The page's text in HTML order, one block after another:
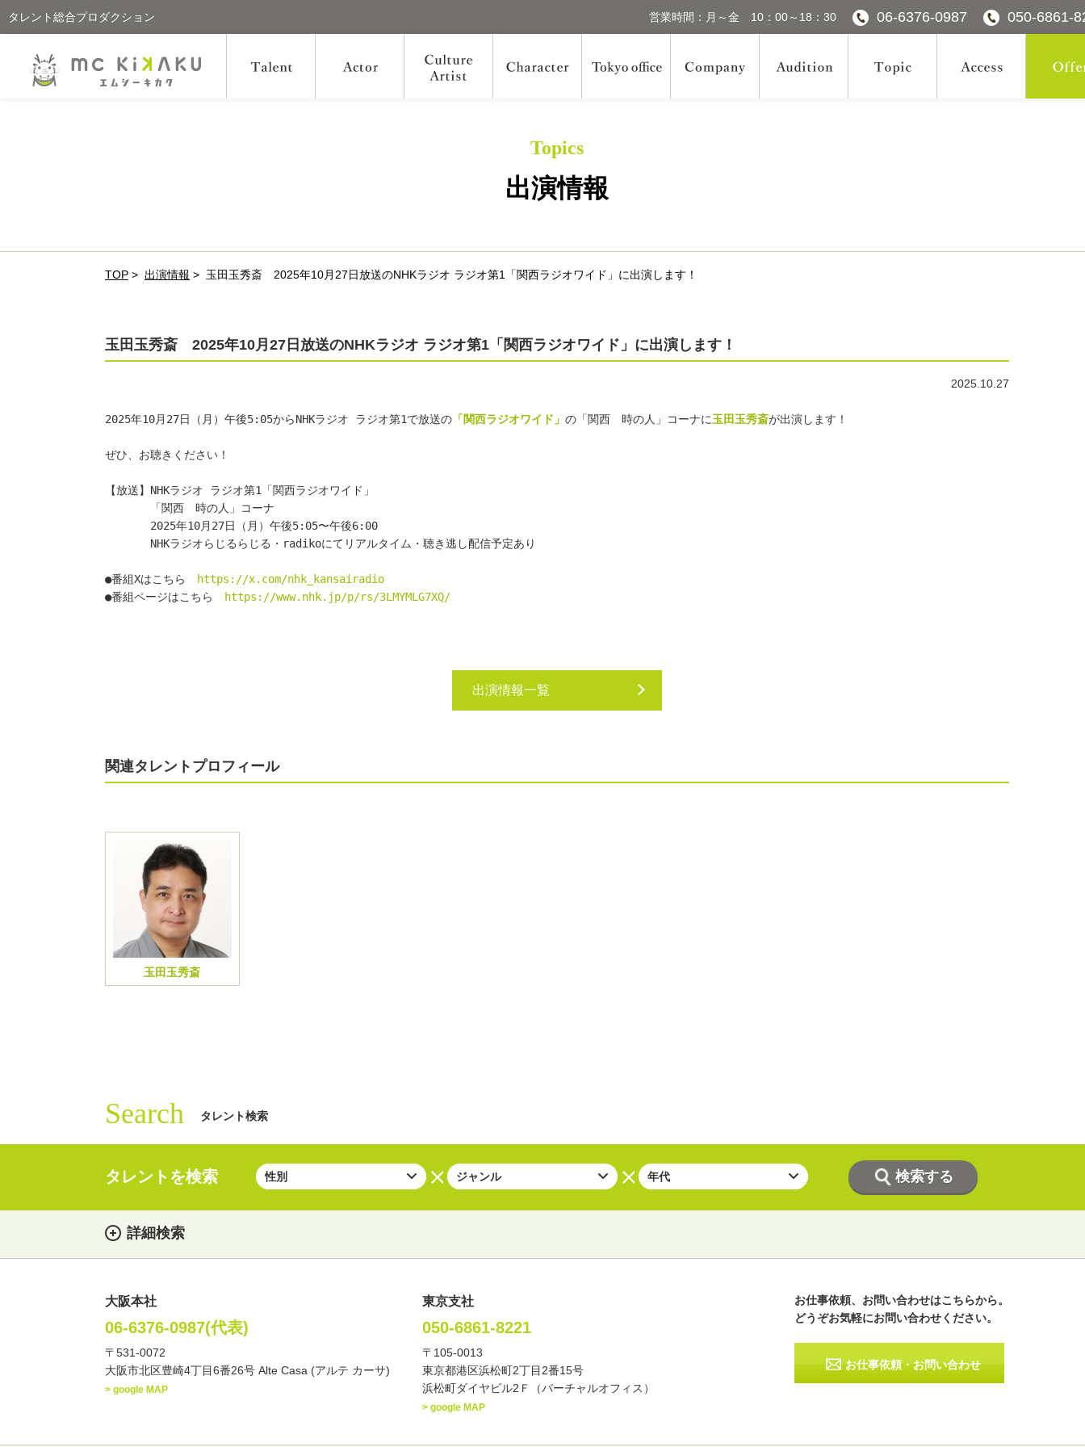
タレント総合プロダクション 営業時間：月～金 10：00～18：30 06-6376-0987 050-6861-
Topics
出演情報
TOP > 出演情報 > 玉田玉秀斎 2025年10月27日放送のNHKラジオ ラジオ第1「関西ラジオワイド」に出演します！
玉田玉秀斎 2025年10月27日放送のNHKラジオ ラジオ第1「関西ラジオワイド」に出演します！
2025.10.27
2025年10月27日（月）午後5:05からNHKラジオ ラジオ第1で放送の 「関西ラジオワイド」 の「関西　時の人」コーナに玉田玉秀斎が出演します！
ぜひ、お聴きください！
【放送】NHKラジオ ラジオ第1「関西ラジオワイド」
「関西　時の人」コーナ
2025年10月27日（月）午後5:05〜午後6:00
NHKラジオらじるらじる・radikoにてリアルタイム・聴き逃し配信予定あり
●番組Xはこちら
https://x.com/nhk_kansairadio
●番組ページはこちら
https://www.nhk.jp/p/rs/3LMYMLG7XQ/
出演情報一覧
関連タレントプロフィール
玉田玉秀斎
Search タレント検索
タレントを検索
詳細検索
・性別
・ジャンル お笑い・バラエティー
講談 モーションアクター
歳～ 歳
大阪本社
06-6376-0987(代表)
〒531-0072
大阪市北区豊崎4丁目6番26号 Alte Casa (アルテ カーサ)
> google MAP
東京支社
050-6861-8221
〒105-0013
東京都港区浜松町2丁目2番15号
浜松町ダイヤビル2Ｆ（バーチャルオフィス）
> google MAP
お仕事依頼、お問い合わせはこちらから。
どうぞお気軽にお問い合わせください。
お仕事依頼・お問い合わせ